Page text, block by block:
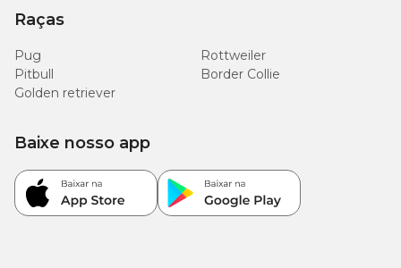
Raças
Pug
Rottweiler
Pitbull
Border Collie
Golden retriever
Baixe nosso app